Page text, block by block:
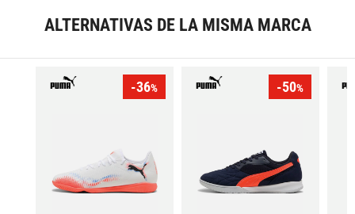
ALTERNATIVAS DE LA MISMA MARCA
-36% -50%